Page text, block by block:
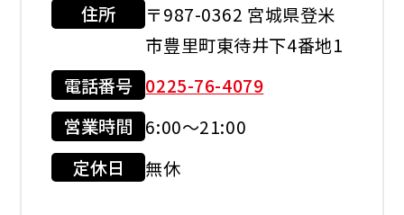
利用可能カード
現金会員 クレジット
住所
〒987-0362 宮城県登米
市豊里町東待井下4番地1
電話番号 0225-76-4079
営業時間 6:00～21:00
定休日
無休